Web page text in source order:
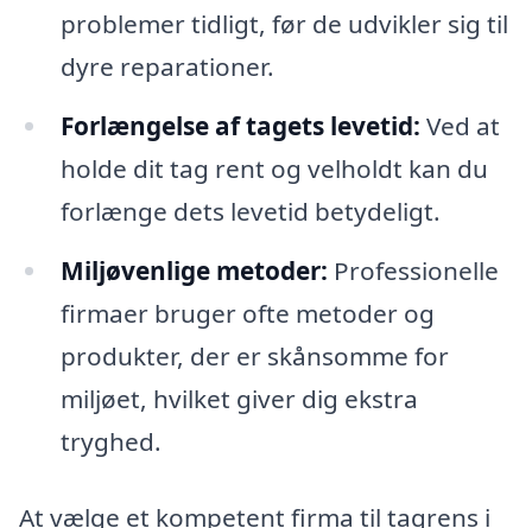
problemer tidligt, før de udvikler sig til
dyre reparationer.
Forlængelse af tagets levetid: Ved at
holde dit tag rent og velholdt kan du
forlænge dets levetid betydeligt.
Miljøvenlige metoder: Professionelle
firmaer bruger ofte metoder og
produkter, der er skånsomme for
miljøet, hvilket giver dig ekstra
tryghed.
At vælge et kompetent firma til tagrens i